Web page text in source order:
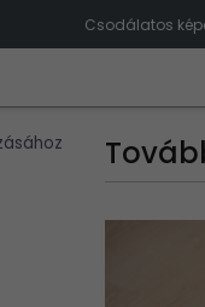
Csodálatos